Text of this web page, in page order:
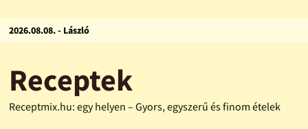
2026.08.08. - László
Receptek
Receptmix.hu: egy helyen – Gyors, egyszerű és finom ételek